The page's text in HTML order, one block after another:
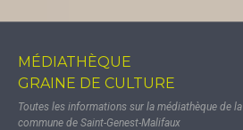
MÉDIATHÈQUE
GRAINE DE CULTURE
Toutes les informations sur la médiathèque de la
commune de Saint-Genest-Malifaux